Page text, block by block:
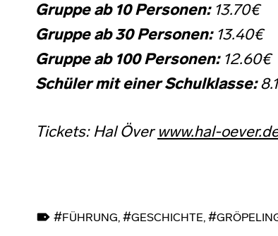
Gruppe ab 10 Personen:13.70€
Gruppe ab 30 Personen:13.40€
Gruppe ab 100 Personen:12.60€
Schüler mit einer Schulklasse:
Tickets: Hal Över www.hal-
FÜHRUNG, GESCHICHTE,